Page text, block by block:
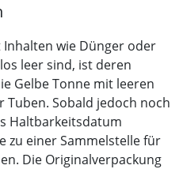
wie Dünger oder
leer sind, ist deren
Gelbe Tonne mit leeren
Tuben. Sobald jedoch noch
Haltbarkeitsdatum
zu einer Sammelstelle für
Die Originalverpackung